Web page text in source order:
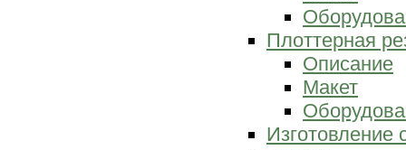
Плоттерная
Описание
Макет
Изготовление